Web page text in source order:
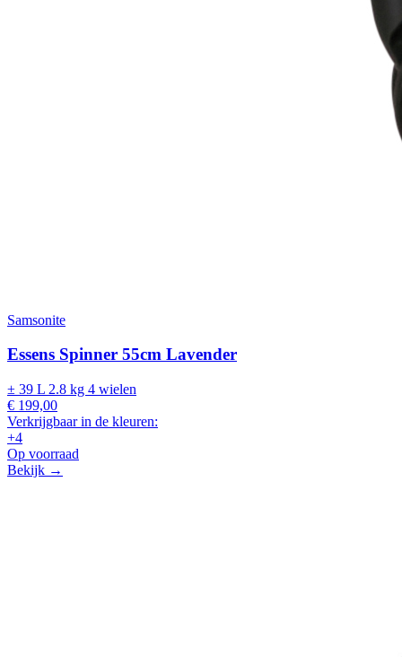
Samsonite
Essens Spinner 55cm Lavender
± 39 L 2.8 kg 4 wielen
€ 199,00
Verkrijgbaar in de kleuren:
+4
Op voorraad
Bekijk →